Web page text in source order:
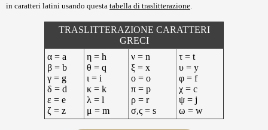
in caratteri latini usando questa tabella di traslitterazione
TRASLITTERAZIONE CARATTERI
GRECI
α = a
β = b
γ = g
δ = d
ε = e
ζ = z
η = h
θ = q
ι = i
κ = k
λ = l
μ = m
ν = n
ξ = x
ο = o
π = p
ρ = r
σ,ς = s
τ = t
υ = y
φ = f
χ = c
ψ = j
ω = w